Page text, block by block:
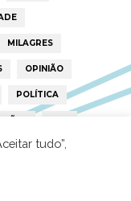
MILAGRES
OPINIÃO
POLÍTICA
RTP
tudo”,